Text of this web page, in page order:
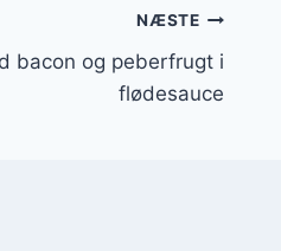
NÆSTE
bacon og peberfrugt i
flødesauce